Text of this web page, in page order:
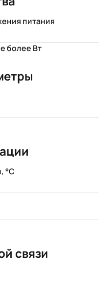
питания
более Вт
°C
связи